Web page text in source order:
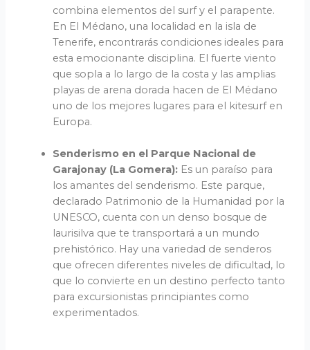
combina elementos del surf y el parapente.
En El Médano, una localidad en la isla de
Tenerife, encontrarás condiciones ideales para
esta emocionante disciplina. El fuerte viento
que sopla a lo largo de la costa y las amplias
playas de arena dorada hacen de El Médano
uno de los mejores lugares para el kitesurf en
Europa.
Senderismo en el Parque Nacional de
Garajonay (La Gomera): Es un paraíso para
los amantes del senderismo. Este parque,
declarado Patrimonio de la Humanidad por la
UNESCO, cuenta con un denso bosque de
laurisilva que te transportará a un mundo
prehistórico. Hay una variedad de senderos
que ofrecen diferentes niveles de dificultad, lo
que lo convierte en un destino perfecto tanto
para excursionistas principiantes como
experimentados.